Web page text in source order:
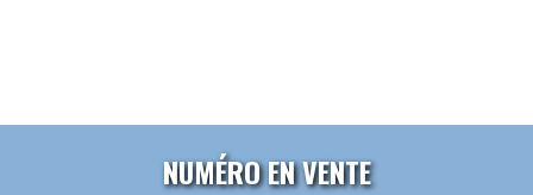
NUMÉRO EN VENTE